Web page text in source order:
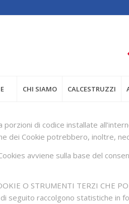
CHI SIAMO CALCESTRUZZI
porzioni di codice installate
dei Cookie potrebbero, inoltre,
avviene sulla base del
O STRUMENTI TERZI CHE
seguito raccolgono statistiche